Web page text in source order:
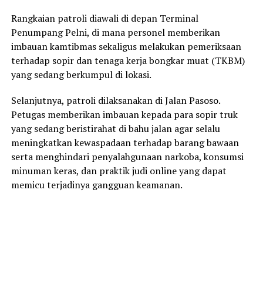
Rangkaian patroli diawali di depan Terminal
Penumpang Pelni, di mana personel memberikan
imbauan kamtibmas sekaligus melakukan pemeriksaan
terhadap sopir dan tenaga kerja bongkar muat (TKBM)
yang sedang berkumpul di lokasi.
Selanjutnya, patroli dilaksanakan di Jalan Pasoso.
Petugas memberikan imbauan kepada para sopir truk
yang sedang beristirahat di bahu jalan agar selalu
meningkatkan kewaspadaan terhadap barang bawaan
serta menghindari penyalahgunaan narkoba, konsumsi
minuman keras, dan praktik judi online yang dapat
memicu terjadinya gangguan keamanan.